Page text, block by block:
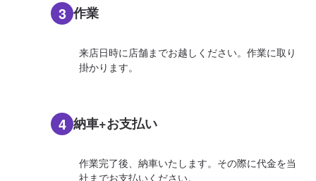
3 作業
来店日時に店舗までお越しください。作業に取り
掛かります。
4 納車+お支払い
作業完了後、納車いたします。その際に代金を当
社までお支払いください。